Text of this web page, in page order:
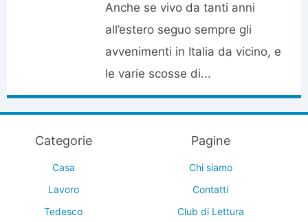
Anche se vivo da tanti anni
all’estero seguo sempre gli
avvenimenti in Italia da vicino, e
le varie scosse di...
Categorie
Casa
Lavoro
Tedesco
Pagine
Chi siamo
Contatti
Club di Lettura